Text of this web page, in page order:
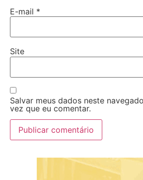
E-mail *
Site
Salvar meus dados neste
vez que eu comentar.